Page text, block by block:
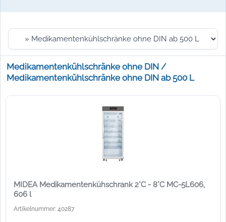
Medikamentenkühlschränke ohne DIN /
Medikamentenkühlschränke ohne DIN ab 500 L
MIDEA Medikamentenkühschrank 2°C - 8°C MC-5L606,
606 l
Artikelnummer: 40287